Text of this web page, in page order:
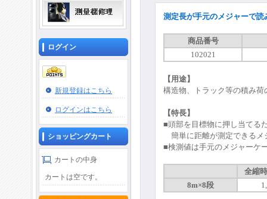
ログイン
新規登録はこちら
ログインはこちら
ショッピングカート
カートの中身
カートは空です。
測定長が手元のメジャーで読
商品番号
102021
【用途】
構造物、トラック等の積み荷
【特長】
■頭部を目標物に押し当てる
簡単に距離が測定できるメ
■検測値は手元のメジャーケ
全縮
8m×8段